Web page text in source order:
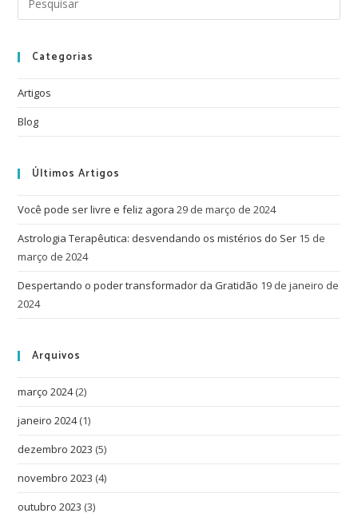
Categorias
Artigos
Blog
Últimos Artigos
Você pode ser livre e feliz agora 29 de março de 2024
Astrologia Terapêutica: desvendando os mistérios do Ser 15 de
março de 2024
Despertando o poder transformador da Gratidão 19 de janeiro de
2024
Arquivos
março 2024(2)
janeiro 2024(1)
dezembro 2023 (5)
novembro 2023 (4)
outubro 2023 (3)